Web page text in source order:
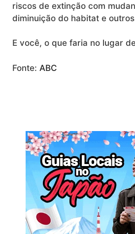
riscos de extinção com
diminuição do habitat e
E você, o que faria no lugar
Fonte: ABC